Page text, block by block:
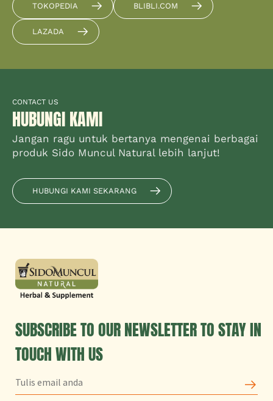
TOKOPEDIA BLIBLI.COM
LAZADA
CONTACT US
HUBUNGI KAMI
Jangan ragu untuk bertanya mengenai berbagai
produk Sido Muncul Natural lebih lanjut!
HUBUNGI KAMI SEKARANG
SUBSCRIBE TO OUR NEWSLETTER TO STAY IN
TOUCH WITH US